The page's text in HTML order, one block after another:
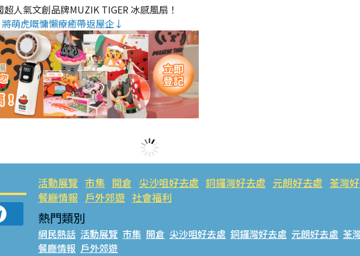
超人氣文創品牌MUZIK TIGER 冰感風扇！
萌虎嘅慵懶療癒帶返屋企↓
活動展覽 市集 開倉 尖沙咀好去處 銅鑼灣好去處 元朗好去處 荃灣
餐廳情報 戶外郊遊 社會福利
熱門類別
網民熱話 活動展覽 市集 開倉 尖沙咀好去處 銅鑼灣好去處 元朗好去處 荃
餐廳情報 戶外郊遊